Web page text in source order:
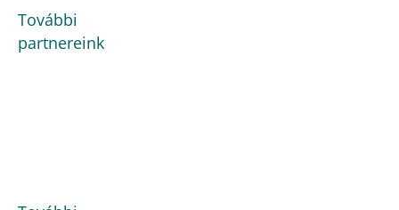
További
partnereink